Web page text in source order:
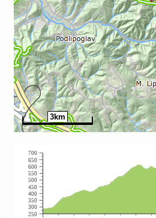
3km
250
300
350
400
450
500
550
600
650
700